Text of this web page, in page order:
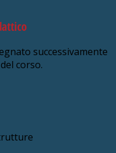
successivamente
corso.